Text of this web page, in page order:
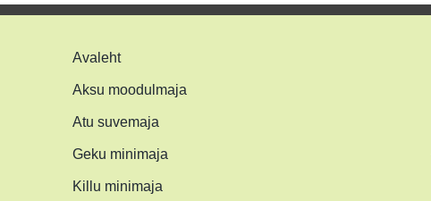
Avaleht
Aksu moodulmaja
Atu suvemaja
Geku minimaja
Killu minimaja